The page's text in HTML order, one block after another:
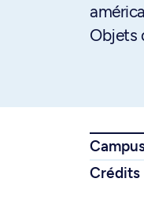
Objets
Crédits